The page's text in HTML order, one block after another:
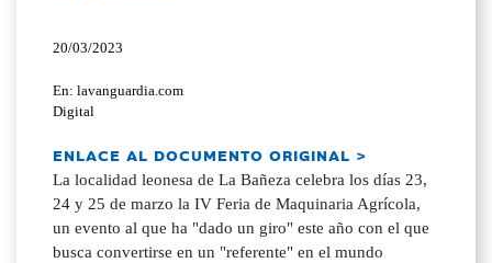
20/03/2023
En: lavanguardia.com
Digital
ENLACE AL DOCUMENTO ORIGINAL >
La localidad leonesa de La Bañeza celebra los días 23,
24 y 25 de marzo la IV Feria de Maquinaria Agrícola,
un evento al que ha "dado un giro" este año con el que
busca convertirse en un "referente" en el mundo